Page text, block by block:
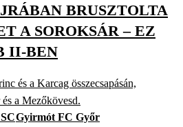
BRUSZTOLTA
A SOROKSÁR – EZ
II-BEN
és a Karcag összecsapásán,
a Mezőkövesd.
Gyirmót FC Győr